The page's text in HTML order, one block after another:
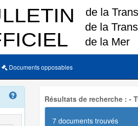
Documents opposables
Résultats de recherche : -
7 documents trouvés